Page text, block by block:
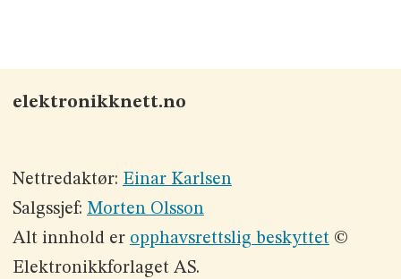
elektronikknett.no
Nettredaktør: Einar Karlsen
Salgssjef: Morten Olsson
Alt innhold er opphavsrettslig beskyttet©
Elektronikkforlaget AS.